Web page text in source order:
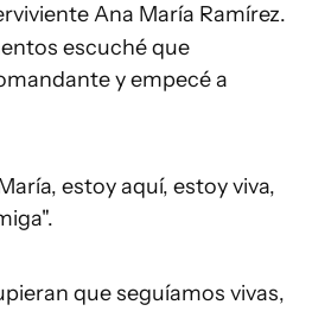
Ana María Ramírez.
escuché que
y empecé a
estoy aquí, estoy viva,
que seguíamos vivas,